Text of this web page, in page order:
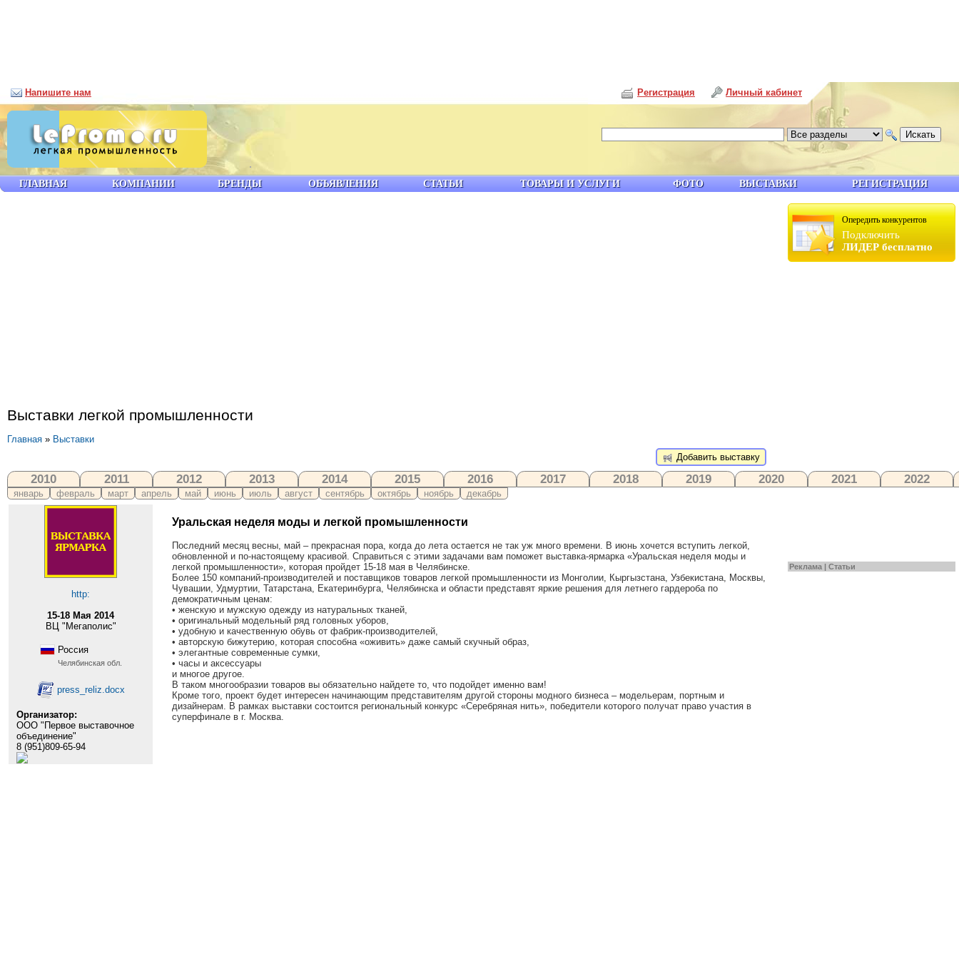
Опередить конкурентов
Подключить
ЛИДЕР бесплатно
Реклама | Статьи
Выставки легкой промышленности
Главная » Выставки
Добавить выставку
2010 2011 2012 2013 2014 2015 2016 2017 2018 2019 2020 2021 2022
январь февраль март апрель май июнь июль август сентябрь октябрь ноябрь декабрь
http:
15-18 Мая 2014
ВЦ "Мегаполис"
Россия
Челябинская обл.
press_reliz.docx
Организатор:
ООО "Первое выставочное
объединение"
8 (951)809-65-94
Уральская неделя моды и легкой промышленности
Последний месяц весны, май – прекрасная пора, когда до лета остается не так уж много времени. В июнь хочется вступить легкой,
обновленной и по-настоящему красивой. Справиться с этими задачами вам поможет выставка-ярмарка «Уральская неделя моды и
легкой промышленности», которая пройдет 15-18 мая в Челябинске.
Более 150 компаний-производителей и поставщиков товаров легкой промышленности из Монголии, Кыргызстана, Узбекистана, Москвы,
Чувашии, Удмуртии, Татарстана, Екатеринбурга, Челябинска и области представят яркие решения для летнего гардероба по
демократичным ценам:
• женскую и мужскую одежду из натуральных тканей,
• оригинальный модельный ряд головных уборов,
• удобную и качественную обувь от фабрик-производителей,
• авторскую бижутерию, которая способна «оживить» даже самый скучный образ,
• элегантные современные сумки,
• часы и аксессуары
и многое другое.
В таком многообразии товаров вы обязательно найдете то, что подойдет именно вам!
Кроме того, проект будет интересен начинающим представителям другой стороны модного бизнеса – модельерам, портным и
дизайнерам. В рамках выставки состоится региональный конкурс «Серебряная нить», победители которого получат право участия в
суперфинале в г. Москва.
ГЛАВНАЯ КОМПАНИИ БРЕНДЫ ОБЪЯВЛЕНИЯ СТАТЬИ ТОВАРЫ И УСЛУГИ ФОТО ВЫСТАВКИ РЕГИСТРАЦИЯ
Напишите нам Личный кабинет
Регистрация